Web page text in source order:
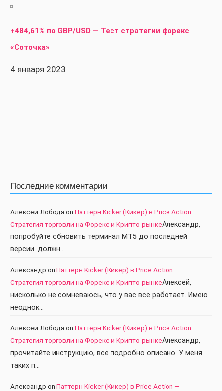
+484,61% по GBP/USD — Тест стратегии форекс
«Соточка»
4 января 2023
Последние комментарии
Алексей Лобода on Паттерн Kicker (Кикер) в Price Action —
Стратегия торговли на Форекс и Крипто-рынкеАлександр,
попробуйте обновить терминал МТ5 до последней
версии. должн…
Александр on Паттерн Kicker (Кикер) в Price Action —
Стратегия торговли на Форекс и Крипто-рынкеАлексей,
нисколько не сомневаюсь, что у вас всё работает. Имею
неоднок…
Алексей Лобода on Паттерн Kicker (Кикер) в Price Action —
Стратегия торговли на Форекс и Крипто-рынкеАлександр,
прочитайте инструкцию, все подробно описано. У меня
таких п…
Александр on Паттерн Kicker (Кикер) в Price Action —